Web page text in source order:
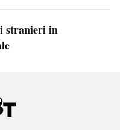
stranieri in